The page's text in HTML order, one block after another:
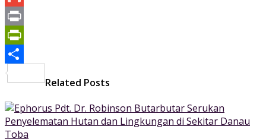
Mail
Gmail
Print
PrintFriendly
Related Posts